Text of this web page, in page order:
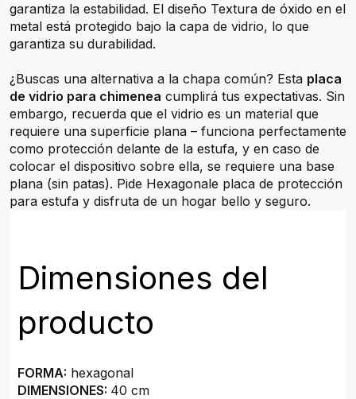
garantiza la estabilidad. El diseño Textura de óxido en el
metal está protegido bajo la capa de vidrio, lo que
garantiza su durabilidad.
¿Buscas una alternativa a la chapa común? Esta placa
de vidrio para chimenea cumplirá tus expectativas. Sin
embargo, recuerda que el vidrio es un material que
requiere una superficie plana – funciona perfectamente
como protección delante de la estufa, y en caso de
colocar el dispositivo sobre ella, se requiere una base
plana (sin patas). Pide Hexagonale placa de protección
para estufa y disfruta de un hogar bello y seguro.
Dimensiones del
producto
FORMA: hexagonal
DIMENSIONES: 40 cm